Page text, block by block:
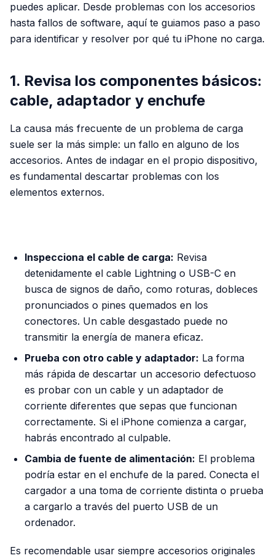
puedes aplicar. Desde problemas con los accesorios
hasta fallos de software, aquí te guiamos paso a paso
para identificar y resolver por qué tu iPhone no carga.
1. Revisa los componentes básicos:
cable, adaptador y enchufe
La causa más frecuente de un problema de carga
suele ser la más simple: un fallo en alguno de los
accesorios. Antes de indagar en el propio dispositivo,
es fundamental descartar problemas con los
elementos externos.
Inspecciona el cable de carga: Revisa
detenidamente el cable Lightning o USB-C en
busca de signos de daño, como roturas, dobleces
pronunciados o pines quemados en los
conectores. Un cable desgastado puede no
transmitir la energía de manera eficaz.
Prueba con otro cable y adaptador: La forma
más rápida de descartar un accesorio defectuoso
es probar con un cable y un adaptador de
corriente diferentes que sepas que funcionan
correctamente. Si el iPhone comienza a cargar,
habrás encontrado al culpable.
Cambia de fuente de alimentación: El problema
podría estar en el enchufe de la pared. Conecta el
cargador a una toma de corriente distinta o prueba
a cargarlo a través del puerto USB de un
ordenador.
Es recomendable usar siempre accesorios originales